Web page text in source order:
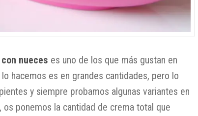
nueces es uno de los que más gustan en
hacemos es en grandes cantidades, pero lo
y siempre probamos algunas variantes en
os ponemos la cantidad de crema total que